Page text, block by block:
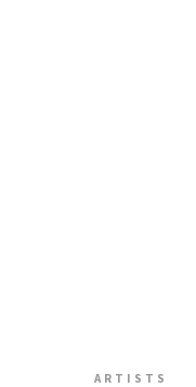
ARTISTS